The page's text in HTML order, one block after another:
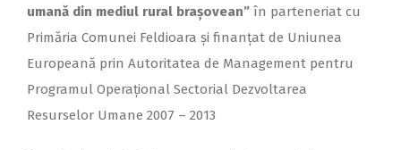
umană din mediul rural brașovean” în parteneriat cu
Primăria Comunei Feldioara și finanțat de Uniunea
Europeană prin Autoritatea de Management pentru
Programul Operațional Sectorial Dezvoltarea
Resurselor Umane 2007 – 2013